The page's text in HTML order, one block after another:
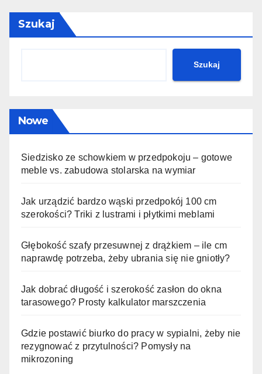
Szukaj
Szukaj
Nowe
Siedzisko ze schowkiem w przedpokoju – gotowe
meble vs. zabudowa stolarska na wymiar
Jak urządzić bardzo wąski przedpokój 100 cm
szerokości? Triki z lustrami i płytkimi meblami
Głębokość szafy przesuwnej z drążkiem – ile cm
naprawdę potrzeba, żeby ubrania się nie gniotły?
Jak dobrać długość i szerokość zasłon do okna
tarasowego? Prosty kalkulator marszczenia
Gdzie postawić biurko do pracy w sypialni, żeby nie
rezygnować z przytulności? Pomysły na
mikrozoning